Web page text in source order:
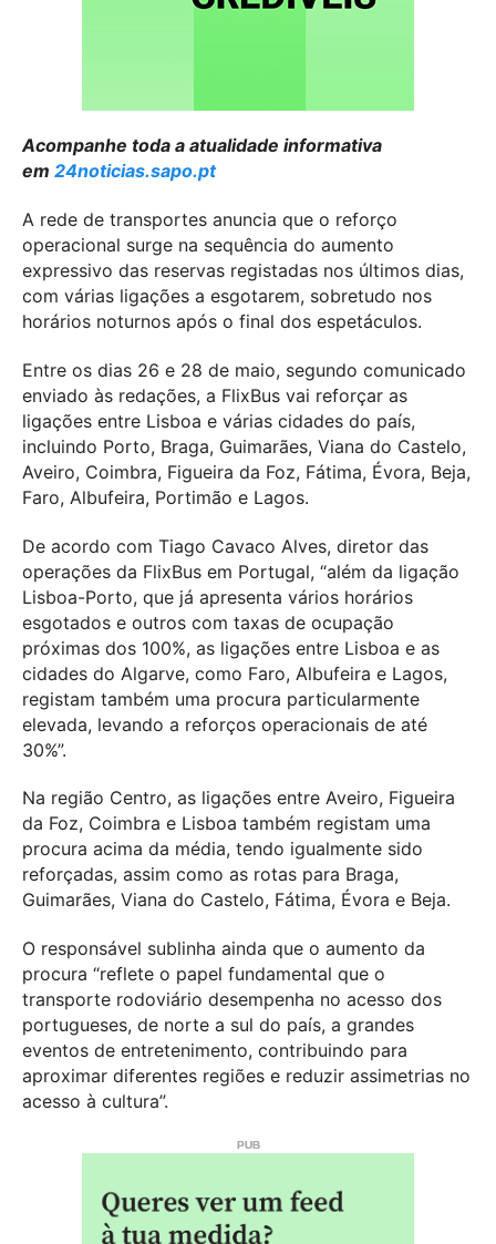
Acompanhe toda a atualidade informativa
em 24noticias.sapo.pt
A rede de transportes anuncia que o reforço
operacional surge na sequência do aumento
expressivo das reservas registadas nos últimos dias,
com várias ligações a esgotarem, sobretudo nos
horários noturnos após o final dos espetáculos.
Entre os dias 26 e 28 de maio, segundo comunicado
enviado às redações, a FlixBus vai reforçar as
ligações entre Lisboa e várias cidades do país,
incluindo Porto, Braga, Guimarães, Viana do Castelo,
Aveiro, Coimbra, Figueira da Foz, Fátima, Évora, Beja,
Faro, Albufeira, Portimão e Lagos.
De acordo com Tiago Cavaco Alves, diretor das
operações da FlixBus em Portugal, “além da ligação
Lisboa-Porto, que já apresenta vários horários
esgotados e outros com taxas de ocupação
próximas dos 100%, as ligações entre Lisboa e as
cidades do Algarve, como Faro, Albufeira e Lagos,
registam também uma procura particularmente
elevada, levando a reforços operacionais de até
30%”.
Na região Centro, as ligações entre Aveiro, Figueira
da Foz, Coimbra e Lisboa também registam uma
procura acima da média, tendo igualmente sido
reforçadas, assim como as rotas para Braga,
Guimarães, Viana do Castelo, Fátima, Évora e Beja.
O responsável sublinha ainda que o aumento da
procura “reflete o papel fundamental que o
transporte rodoviário desempenha no acesso dos
portugueses, de norte a sul do país, a grandes
eventos de entretenimento, contribuindo para
aproximar diferentes regiões e reduzir assimetrias no
acesso à cultura”.